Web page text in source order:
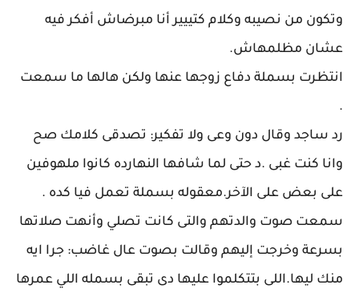
وتكون من نصيبه وكلام كتييير أنا مبرضاش أفكر فيه
عشان مظلمهاش.
انتظرت بسملة دفاع زوجها عنها ولكن هالها ما سمعت
.
رد ساجد وقال دون وعى ولا تفكير: تصدقى كلامك صح
وانا كنت غبى .د حتى لما شافها النهارده كانوا ملهوفين
على بعض على الآخر.معقوله بسملة تعمل فيا كده .
سمعت صوت والدتهم والتى كانت تصلي وأنهت صلاتها
بسرعة وخرجت إليهم وقالت بصوت عال غاضب: جرا ايه
منك ليها.اللى بتتكلموا عليها دى تبقى بسمله اللي عمرها